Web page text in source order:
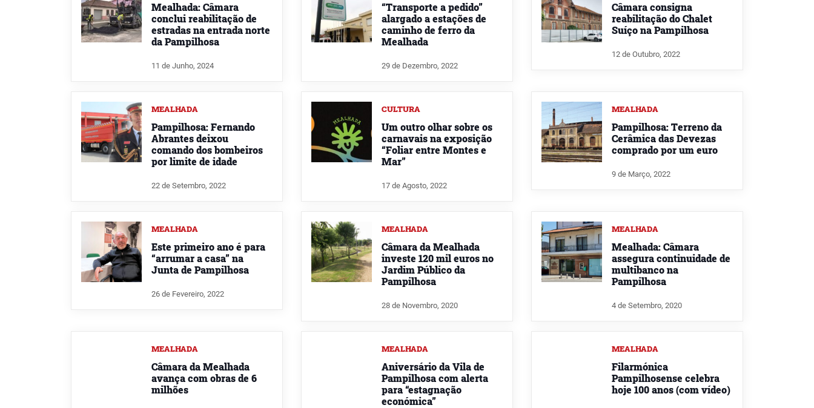
Mealhada: Câmara
conclui reabilitação de
estradas na entrada norte
da Pampilhosa
11 de Junho, 2024
“Transporte a pedido”
alargado a estações de
caminho de ferro da
Mealhada
29 de Dezembro, 2022
Câmara consigna
reabilitação do Chalet
Suíço na Pampilhosa
12 de Outubro, 2022
MEALHADA
Pampilhosa: Fernando
Abrantes deixou
comando dos bombeiros
por limite de idade
22 de Setembro, 2022
CULTURA
Um outro olhar sobre os
carnavais na exposição
“Foliar entre Montes e
Mar”
17 de Agosto, 2022
MEALHADA
Pampilhosa: Terreno da
Cerâmica das Devezas
comprado por um euro
9 de Março, 2022
MEALHADA
Este primeiro ano é para
“arrumar a casa” na
Junta de Pampilhosa
26 de Fevereiro, 2022
MEALHADA
Câmara da Mealhada
investe 120 mil euros no
Jardim Público da
Pampilhosa
28 de Novembro, 2020
MEALHADA
Mealhada: Câmara
assegura continuidade de
multibanco na
Pampilhosa
4 de Setembro, 2020
MEALHADA
Câmara da Mealhada
avança com obras de 6
milhões
MEALHADA
Aniversário da Vila de
Pampilhosa com alerta
para “estagnação
económica”
MEALHADA
Filarmónica
Pampilhosense celebra
hoje 100 anos (com vídeo)